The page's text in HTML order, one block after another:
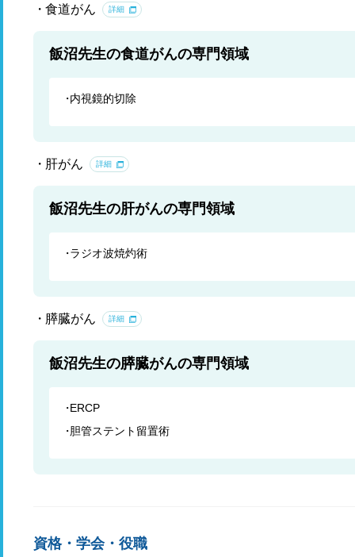
食道がん 詳細
飯沼先生の食道がんの専門領域
内視鏡的切除
肝がん 詳細
飯沼先生の肝がんの専門領域
ラジオ波焼灼術
膵臓がん 詳細
飯沼先生の膵臓がんの専門領域
ERCP
胆管ステント留置術
資格・学会・役職